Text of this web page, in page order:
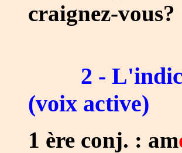
craignez-vous?
2 -
(voix active)
1 ère conj. : am